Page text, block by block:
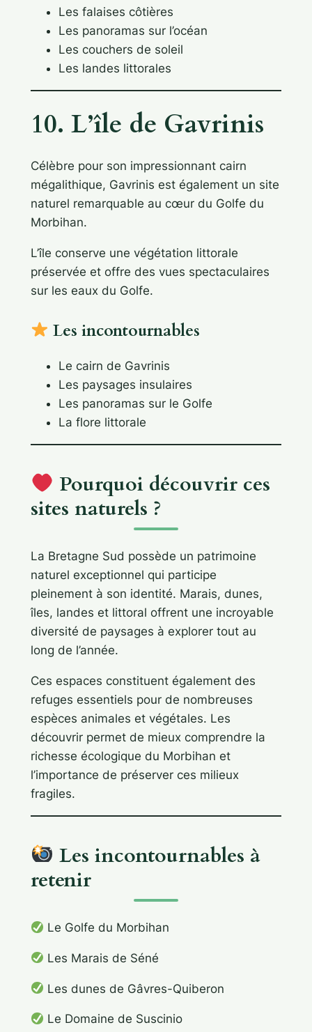
Les falaises côtières
Les panoramas sur l’océan
Les couchers de soleil
Les landes littorales
10. L’île de Gavrinis
Célèbre pour son impressionnant cairn
mégalithique, Gavrinis est également un site
naturel remarquable au cœur du Golfe du
Morbihan.
L’île conserve une végétation littorale
préservée et offre des vues spectaculaires
sur les eaux du Golfe.
Les incontournables
Le cairn de Gavrinis
Les paysages insulaires
Les panoramas sur le Golfe
La flore littorale
Pourquoi découvrir ces
sites naturels ?
La Bretagne Sud possède un patrimoine
naturel exceptionnel qui participe
pleinement à son identité. Marais, dunes,
îles, landes et littoral offrent une incroyable
diversité de paysages à explorer tout au
long de l’année.
Ces espaces constituent également des
refuges essentiels pour de nombreuses
espèces animales et végétales. Les
découvrir permet de mieux comprendre la
richesse écologique du Morbihan et
l’importance de préserver ces milieux
fragiles.
Les incontournables à
retenir
Le Golfe du Morbihan
Les Marais de Séné
Les dunes de Gâvres-Quiberon
Le Domaine de Suscinio